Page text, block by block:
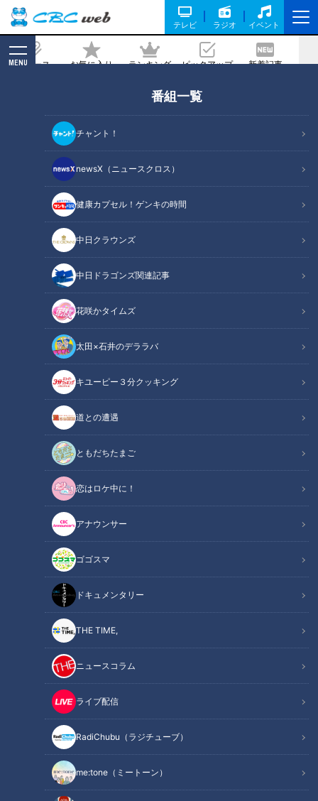
テレビ ラジオ イベント
ニュース お気に入り ランキング ピックアップ 新着記事
MENU
番組一覧
チャント！
newsX（ニュースクロス）
健康カプセル！ゲンキの時間
中日クラウンズ
中日ドラゴンズ関連記事
花咲かタイムズ
太田×石井のデララバ
キユーピー３分クッキング
道との遭遇
ともだちたまご
恋はロケ中に！
アナウンサー
ゴゴスマ
ドキュメンタリー
THE TIME,
ニュースコラム
ライブ配信
RadiChubu（ラジチューブ）
me:tone（ミートーン）
き＝「サンドラ焼き」あさって発売！販
売開始イベントには吉見一起氏も登場！
～3月17日(日)発売！記念イベントも開
催～ 元中日ドラゴンズ・サンドラ解説
者の吉見一起氏やMC卒業発表のCBC若
狭アナらによるスペシャルトークショー
2024/03/15 15:00
CBC web
「CBC web」からのお知らせ
"サンドラ"の愛称で親しまれ、どこよりも詳しい中日ドラゴン
ズの情報を毎週お届けしている『サンデードラゴンズ』(CBC
テレビ 毎週日曜 午後0時54分～)。1983年10月の初回放送か
ら40周年を記念した番組オリジナルどら焼き「サンドラ焼
き」が、東海三県のコンビニエンスストアやショッピングモー
ルなどであさってから販売されます。